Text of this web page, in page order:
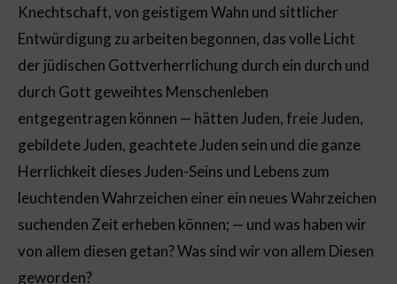
Knechtschaft, von geistigem Wahn und sittlicher
Entwürdigung zu arbeiten begonnen, das volle Licht
der jüdischen Gottverherrlichung durch ein durch und
durch Gott geweihtes Menschenleben
entgegentragen können — hätten Juden, freie Juden,
gebildete Juden, geachtete Juden sein und die ganze
Herrlichkeit dieses Juden-Seins und Lebens zum
leuchtenden Wahrzeichen einer ein neues Wahrzeichen
suchenden Zeit erheben können; — und was haben wir
von allem diesen getan? Was sind wir von allem Diesen
geworden?